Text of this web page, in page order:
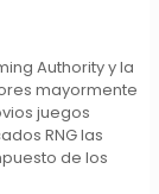
Authority y la
mayormente
juegos
RNG las
de los